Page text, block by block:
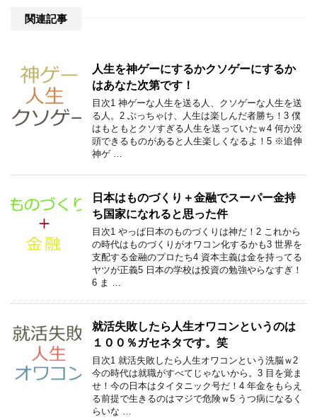
関連記事
人生を神ゲーにするかクソゲーにするか
はあなた次第です！
目次1 神ゲーな人生を送る人、クソゲーな人生を送
る人。2 ぶっちゃけ、人生は楽しんだ者勝ち！3 僕
はもともとクソすぎる人生を送っていたｗ4 何か没
頭できるものがあると人生楽しくなるよ！5 ※追伸
神ゲ …
日本はものづくり＋金融でスーパー金持
ち国家になれると思った件
目次1 やっぱ日本のものづくりは神だ！2 これから
の時代はものづくりがオワコン化するかも3 世界を
支配する金融のプロたち4 資本主義は金を持ってる
ヤツが正義5 日本の学校は投資の勉強やらなすぎ！
6 ま …
就活失敗したら人生オワコンというのは
１００％ガセネタです。笑
目次1 就活失敗したら人生オワコンという洗脳ｗ2
今の時代は就職がすべてじゃないから。3 目を覚ま
せ！今の日本はタイタニック号だ！4 年金をもらえ
る前提で生きるのはマジで危険ｗ5 うつ病になるく
らいな …